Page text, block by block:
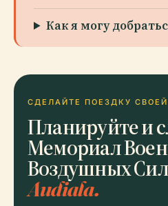
Как я могу
СДЕЛАЙТЕ ПОЕЗДКУ СВОЕЙ
Планируйте и
Мемориал
Воздушных Сил
Audiala.